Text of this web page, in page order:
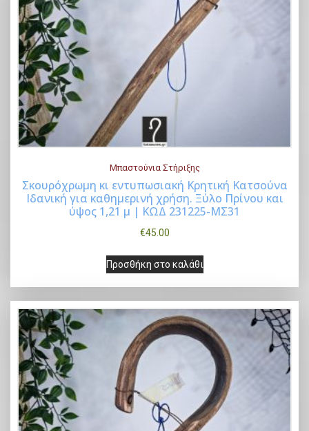
Buy Now
Μπαστούνια Στήριξης
Σκουρόχρωμη κι εντυπωσιακή Κρητική Κατσούνα
Ιδανική για καθημερινή χρήση. Ξύλο Πρίνου και
ύψος 1,21 μ | ΚΩΔ 231225-ΜΣ31
€45.00
Προσθήκη στο καλάθι